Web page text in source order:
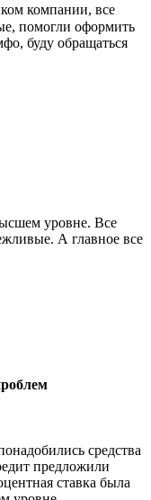
компании, все
помогли оформить
буду обращаться
уровне. Все
А главное все
средства
предложили
ставка была